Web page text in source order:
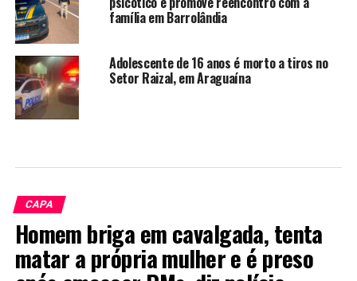
família em Barrolândia
Adolescente de 16 anos é morto a tiros no
Setor Raizal, em Araguaína
CAPA
Homem briga em cavalgada, tenta
matar a própria mulher e é preso